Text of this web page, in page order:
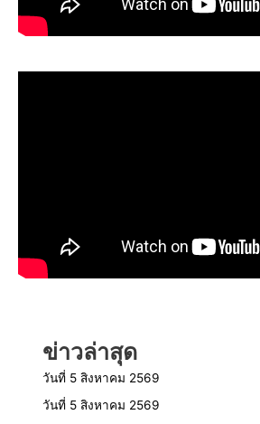
ข่าวล่าสุด
วันที่ 5 สิงหาคม 2569
วันที่ 5 สิงหาคม 2569